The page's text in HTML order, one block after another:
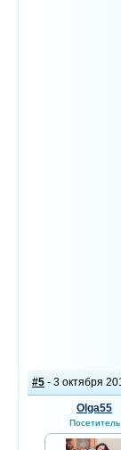
#5 - 3 октября
Olga55
Посетитель